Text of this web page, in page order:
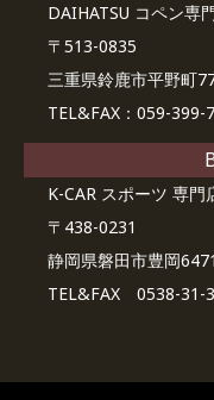
DAIHATSU コペン専
〒513-0835
三重県鈴鹿市平野町
TEL&FAX：059-399-
K-CAR スポーツ 専門
〒438-0231
静岡県磐田市豊岡
TEL&FAX 0538-31-